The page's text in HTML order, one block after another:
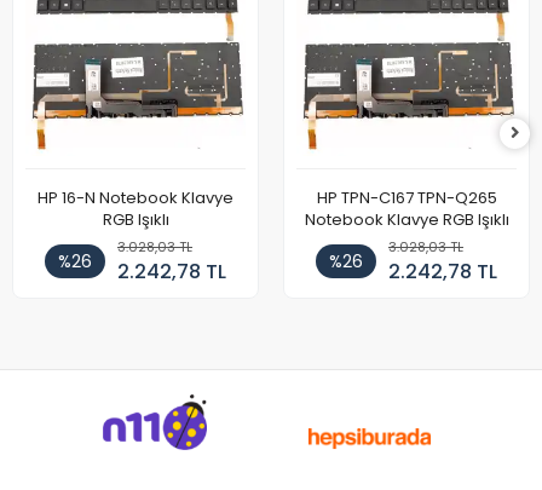
HP 16-N Notebook Klavye
RGB Işıklı
%26
3.028,03 TL
2.242,78 TL
HP TPN-C167 TPN-Q265
Notebook Klavye RGB Işıklı
%26
3.028,03 TL
2.242,78 TL